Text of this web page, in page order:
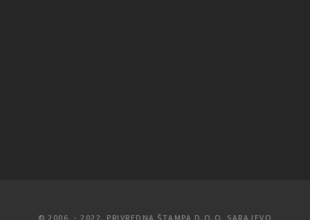
© 2006. - 2022. PRIVREDNA ŠTAMPA D.O.O. SARAJEVO